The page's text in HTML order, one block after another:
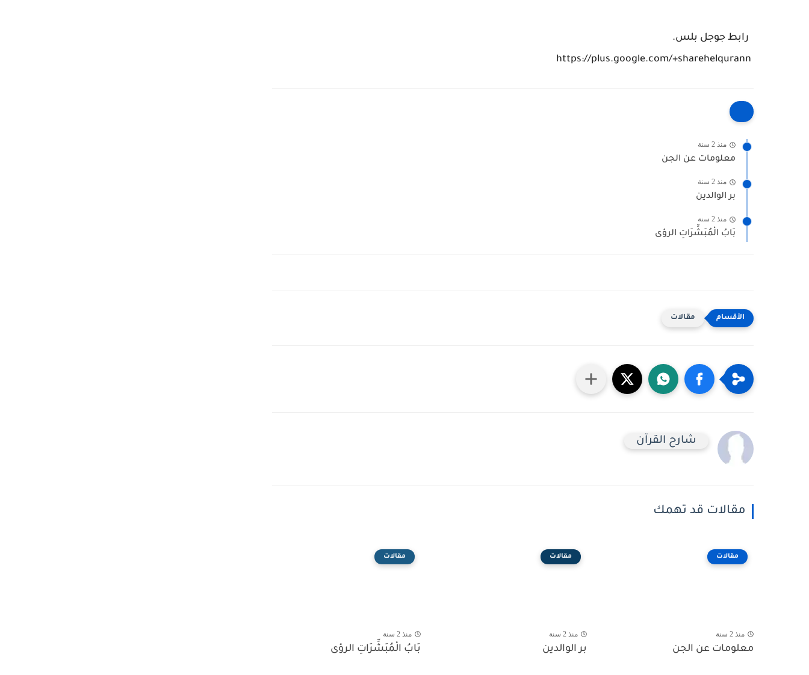
رابط جوجل بلس.
منذ 2 سنة
معلومات عن الجن
منذ 2 سنة
بر الوالدين
منذ 2 سنة
بَابُ الْمُبَشِّرَاتِ الرؤى
مقالات
شارح القرآن
مقالات قد تهمك
مقالات
منذ 2 سنة
معلومات عن الجن
مقالات
منذ 2 سنة
بر الوالدين
مقالات
منذ 2 سنة
بَابُ الْمُبَشِّرَاتِ الرؤى